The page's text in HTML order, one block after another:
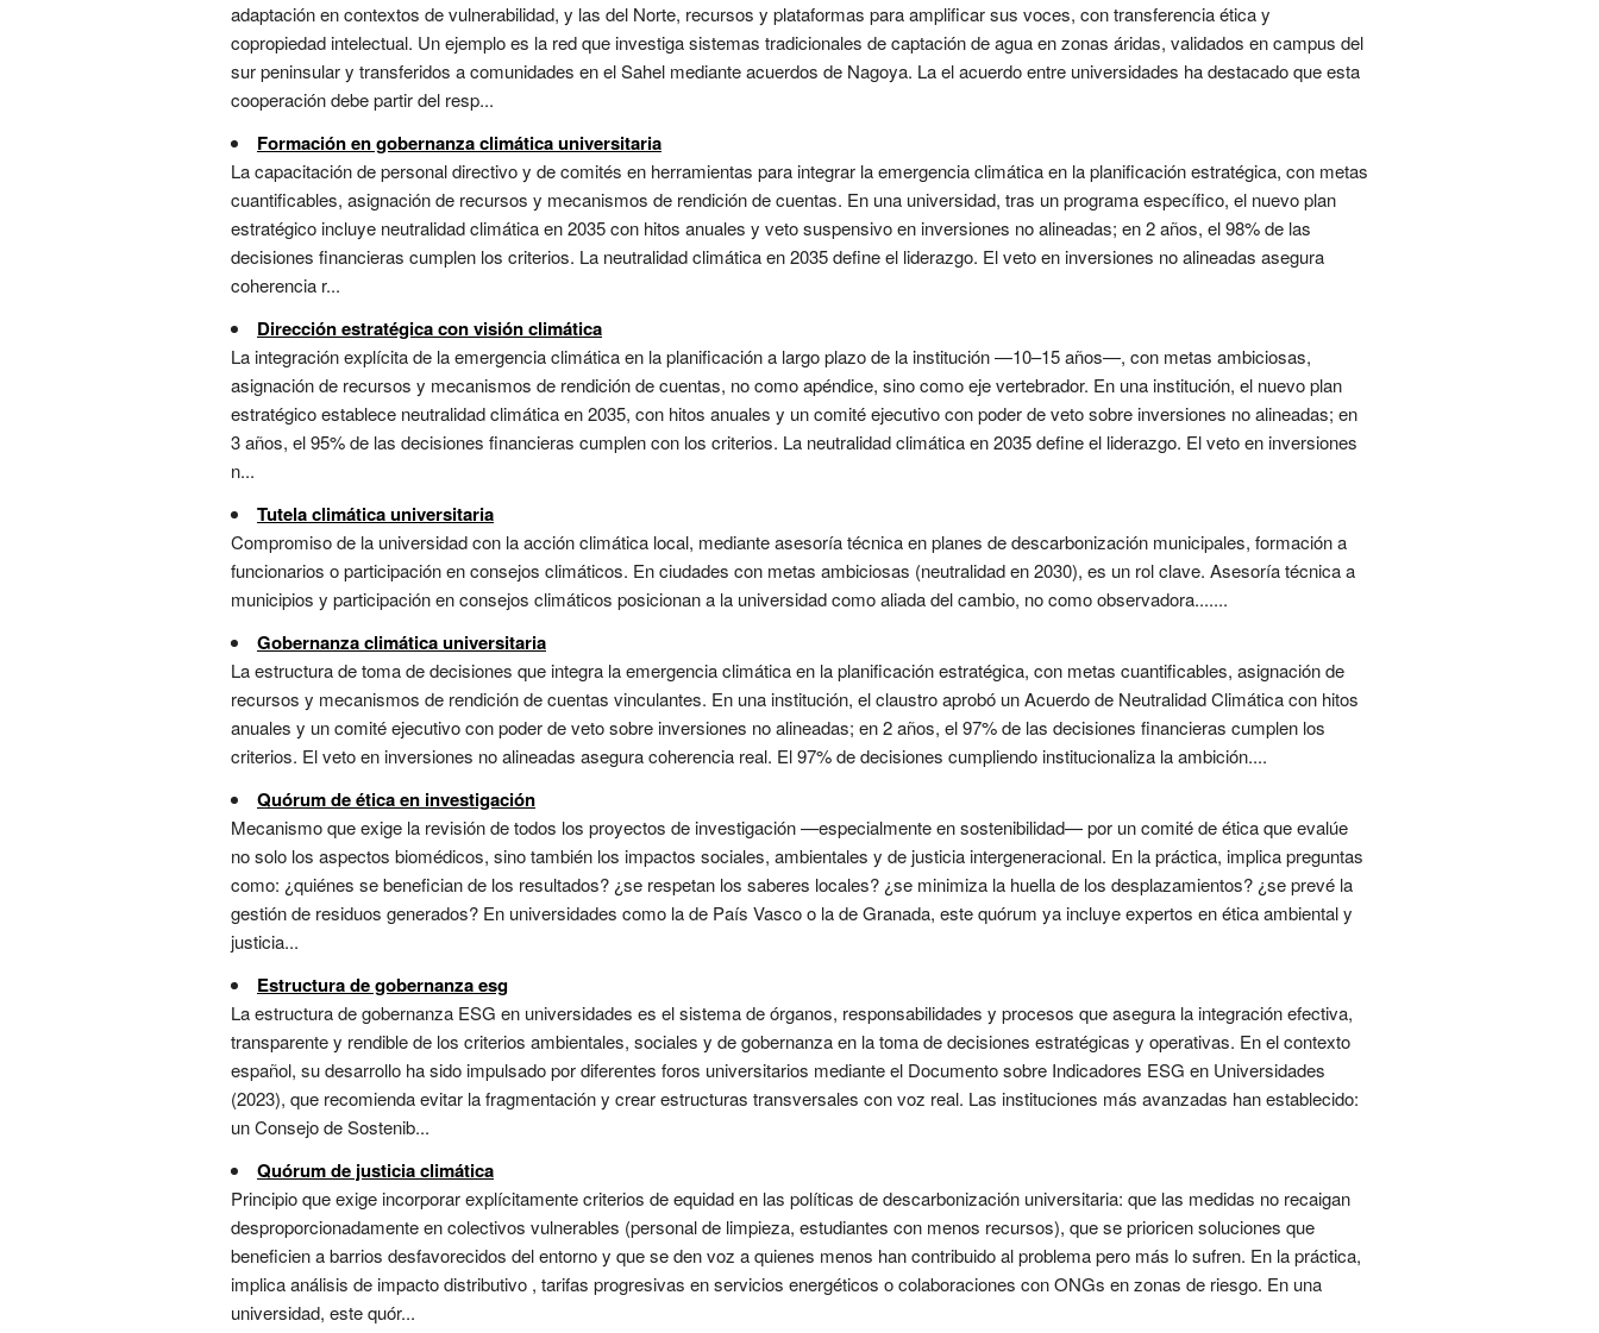
adaptación en contextos de vulnerabilidad, y las del Norte, recursos y plataformas para amplificar sus voces, con transferencia ética y
copropiedad intelectual. Un ejemplo es la red que investiga sistemas tradicionales de captación de agua en zonas áridas, validados en campus del
sur peninsular y transferidos a comunidades en el Sahel mediante acuerdos de Nagoya. La el acuerdo entre universidades ha destacado que esta
cooperación debe partir del resp...
Formación en gobernanza climática universitaria
La capacitación de personal directivo y de comités en herramientas para integrar la emergencia climática en la planificación estratégica, con metas
cuantificables, asignación de recursos y mecanismos de rendición de cuentas. En una universidad, tras un programa específico, el nuevo plan
estratégico incluye neutralidad climática en 2035 con hitos anuales y veto suspensivo en inversiones no alineadas; en 2 años, el 98% de las
decisiones financieras cumplen los criterios. La neutralidad climática en 2035 define el liderazgo. El veto en inversiones no alineadas asegura
coherencia r...
Dirección estratégica con visión climática
La integración explícita de la emergencia climática en la planificación a largo plazo de la institución —10–15 años—, con metas ambiciosas,
asignación de recursos y mecanismos de rendición de cuentas, no como apéndice, sino como eje vertebrador. En una institución, el nuevo plan
estratégico establece neutralidad climática en 2035, con hitos anuales y un comité ejecutivo con poder de veto sobre inversiones no alineadas; en
3 años, el 95% de las decisiones financieras cumplen con los criterios. La neutralidad climática en 2035 define el liderazgo. El veto en inversiones
n...
Tutela climática universitaria
Compromiso de la universidad con la acción climática local, mediante asesoría técnica en planes de descarbonización municipales, formación a
funcionarios o participación en consejos climáticos. En ciudades con metas ambiciosas (neutralidad en 2030), es un rol clave. Asesoría técnica a
municipios y participación en consejos climáticos posicionan a la universidad como aliada del cambio, no como observadora.......
Gobernanza climática universitaria
La estructura de toma de decisiones que integra la emergencia climática en la planificación estratégica, con metas cuantificables, asignación de
recursos y mecanismos de rendición de cuentas vinculantes. En una institución, el claustro aprobó un Acuerdo de Neutralidad Climática con hitos
anuales y un comité ejecutivo con poder de veto sobre inversiones no alineadas; en 2 años, el 97% de las decisiones financieras cumplen los
criterios. El veto en inversiones no alineadas asegura coherencia real. El 97% de decisiones cumpliendo institucionaliza la ambición....
Quórum de ética en investigación
Mecanismo que exige la revisión de todos los proyectos de investigación —especialmente en sostenibilidad— por un comité de ética que evalúe
no solo los aspectos biomédicos, sino también los impactos sociales, ambientales y de justicia intergeneracional. En la práctica, implica preguntas
como: ¿quiénes se benefician de los resultados? ¿se respetan los saberes locales? ¿se minimiza la huella de los desplazamientos? ¿se prevé la
gestión de residuos generados? En universidades como la de País Vasco o la de Granada, este quórum ya incluye expertos en ética ambiental y
justicia...
Estructura de gobernanza esg
La estructura de gobernanza ESG en universidades es el sistema de órganos, responsabilidades y procesos que asegura la integración efectiva,
transparente y rendible de los criterios ambientales, sociales y de gobernanza en la toma de decisiones estratégicas y operativas. En el contexto
español, su desarrollo ha sido impulsado por diferentes foros universitarios mediante el Documento sobre Indicadores ESG en Universidades
(2023), que recomienda evitar la fragmentación y crear estructuras transversales con voz real. Las instituciones más avanzadas han establecido:
un Consejo de Sostenib...
Quórum de justicia climática
Principio que exige incorporar explícitamente criterios de equidad en las políticas de descarbonización universitaria: que las medidas no recaigan
desproporcionadamente en colectivos vulnerables (personal de limpieza, estudiantes con menos recursos), que se prioricen soluciones que
beneficien a barrios desfavorecidos del entorno y que se den voz a quienes menos han contribuido al problema pero más lo sufren. En la práctica,
implica análisis de impacto distributivo , tarifas progresivas en servicios energéticos o colaboraciones con ONGs en zonas de riesgo. En una
universidad, este quór...